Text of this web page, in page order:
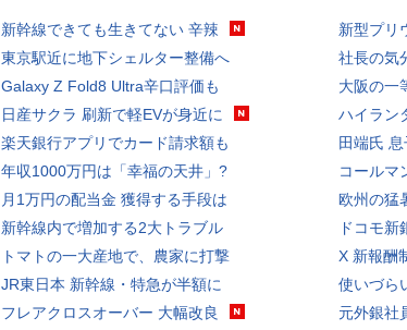
新幹線できても生きてない 辛辣
東京駅近に地下シェルター整備へ
Galaxy Z Fold8 Ultra辛口評価も
日産サクラ 刷新で軽EVが身近に
楽天銀行アプリでカード請求額も
年収1000万円は「幸福の天井」?
月1万円の配当金 獲得する手段は
新幹線内で増加する2大トラブル
トマトの一大産地で、農家に打撃
JR東日本 新幹線・特急が半額に
フレアクロスオーバー 大幅改良
新型プリ
社長の気
大阪の一
ハイラン
田端氏 息
コールマ
欧州の猛
ドコモ新
X 新報酬
使いづら
元外銀社